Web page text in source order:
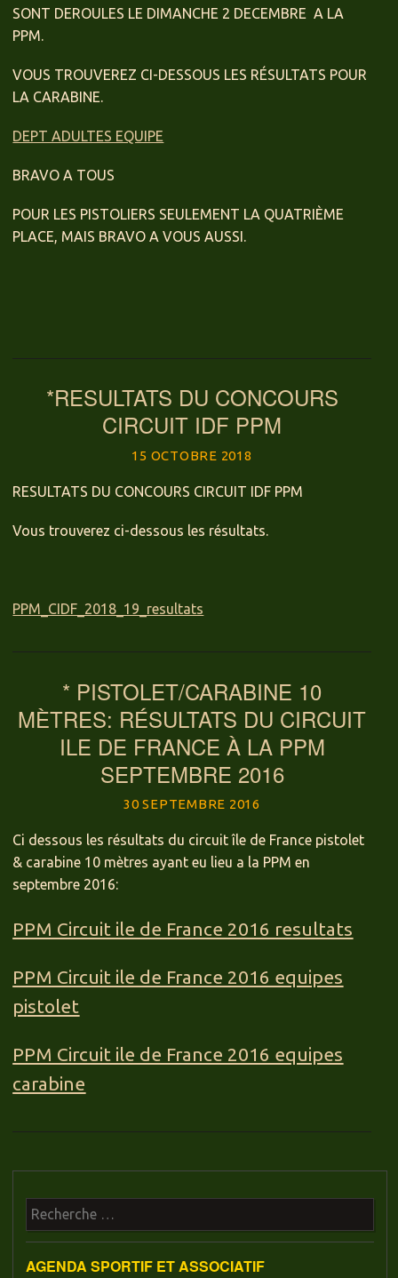
SONT DEROULES LE DIMANCHE 2 DECEMBRE A LA
PPM.
VOUS TROUVEREZ CI-DESSOUS LES RÉSULTATS POUR
LA CARABINE.
DEPT ADULTES EQUIPE
BRAVO A TOUS
POUR LES PISTOLIERS SEULEMENT LA QUATRIÈME
PLACE, MAIS BRAVO A VOUS AUSSI.
*RESULTATS DU CONCOURS
CIRCUIT IDF PPM
15 OCTOBRE 2018
RESULTATS DU CONCOURS CIRCUIT IDF PPM
Vous trouverez ci-dessous les résultats.
PPM_CIDF_2018_19_resultats
* PISTOLET/CARABINE 10
MÈTRES: RÉSULTATS DU CIRCUIT
ILE DE FRANCE À LA PPM
SEPTEMBRE 2016
30 SEPTEMBRE 2016
Ci dessous les résultats du circuit île de France pistolet
& carabine 10 mètres ayant eu lieu a la PPM en
septembre 2016:
PPM Circuit ile de France 2016 resultats
PPM Circuit ile de France 2016 equipes
pistolet
PPM Circuit ile de France 2016 equipes
carabine
Navigation des articles
Recherche
AGENDA SPORTIF ET ASSOCIATIF